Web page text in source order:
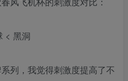
< 黑洞
列，我觉得刺激度提高了不